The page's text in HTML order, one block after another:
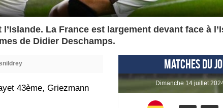
La France est largement devant face à
de Didier Deschamps.
43ème, Griezmann
MATCHES DU
dimanche 14 juillet